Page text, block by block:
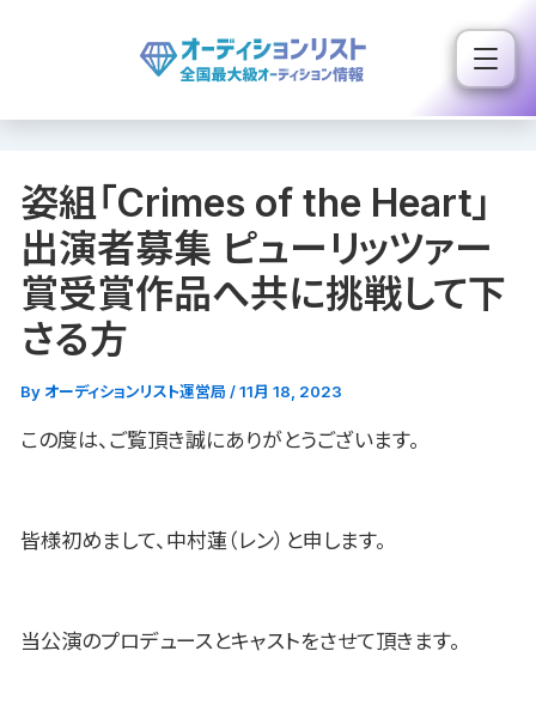
ス
姿組「Crimes of the Heart」
出演者募集 ピューリッツァー
賞受賞作品へ共に挑戦して下
さる方
By オーディションリスト運営局 /11月 18, 2023
この度は、ご覧頂き誠にありがとうございます。
皆様初めまして、中村蓮（レン）と申します。
当公演のプロデュースとキャストをさせて頂きます。